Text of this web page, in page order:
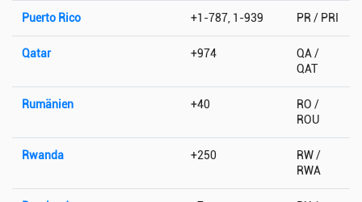
Puerto Rico +1-787, 1-939 PR / PRI
Qatar +974
QA /
QAT
Rumänien +40
RO /
ROU
Rwanda +250
RW /
RWA